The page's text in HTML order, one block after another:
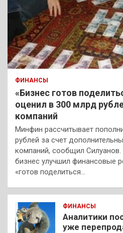
ФИНАНСЫ
«Бизнес готов
оценил в 300 млрд
компаний
Минфин рассчитывает
рублей за счет
компаний, сообщил Силуанов.
бизнес улучшил финансовые
«готов поделиться…
ФИНАНСЫ
Аналитики
уже